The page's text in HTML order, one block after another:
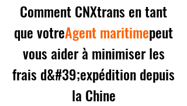
Comment CNXtrans en tant
que votreAgent maritimepeut
vous aider à minimiser les
frais d&#39;expédition depuis
la Chine